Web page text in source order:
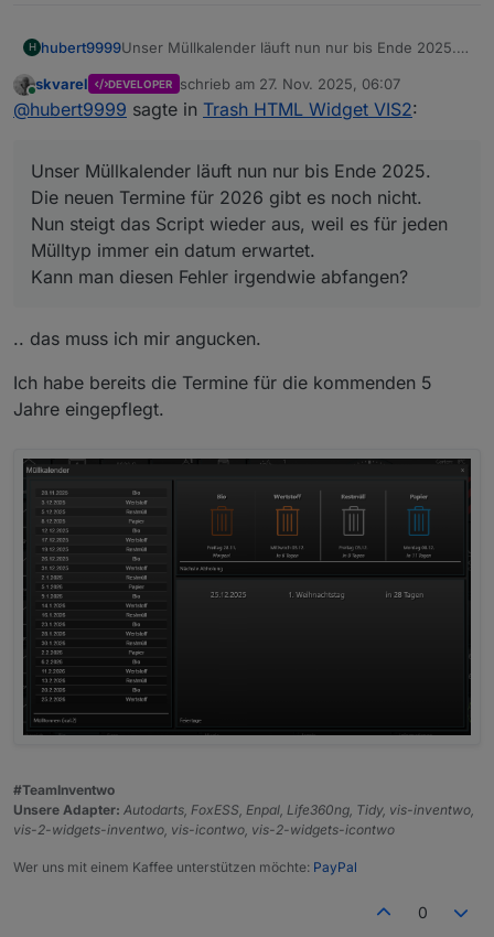
H hubert9999Unser Müllkalender läuft nun nur bis Ende 2025.
Nun steigt das Script wieder aus, weil es für jeden
Mülltyp immer ein datum erwartet.
Online
skvarel DEVELOPER schrieb am 27. Nov. 2025, 06:07
zuletzt editiert von
@hubert9999 sagte in Trash HTML Widget VIS2:
Unser Müllkalender läuft nun nur bis Ende 2025.
Die neuen Termine für 2026 gibt es noch nicht.
Nun steigt das Script wieder aus, weil es für jeden
Mülltyp immer ein datum erwartet.
Kann man diesen Fehler irgendwie abfangen?
.. das muss ich mir angucken.
Ich habe bereits die Termine für die kommenden 5
Jahre eingepflegt.
#TeamInventwo
Unsere Adapter: Autodarts, FoxESS, Enpal, Life360ng, Tidy, vis-inventwo,
vis-2-widgets-inventwo, vis-icontwo, vis-2-widgets-icontwo
Wer uns mit einem Kaffee unterstützen möchte: PayPal
0